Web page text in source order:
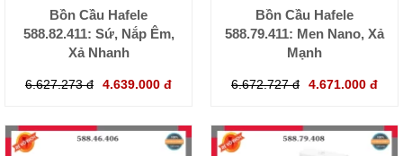
Bồn Cầu Hafele
588.82.411: Sứ, Nắp Êm,
Xả Nhanh
6.627.273 đ 4.639.000 đ
Bồn Cầu Hafele
588.79.411: Men Nano, Xả
Mạnh
6.672.727 đ 4.671.000 đ